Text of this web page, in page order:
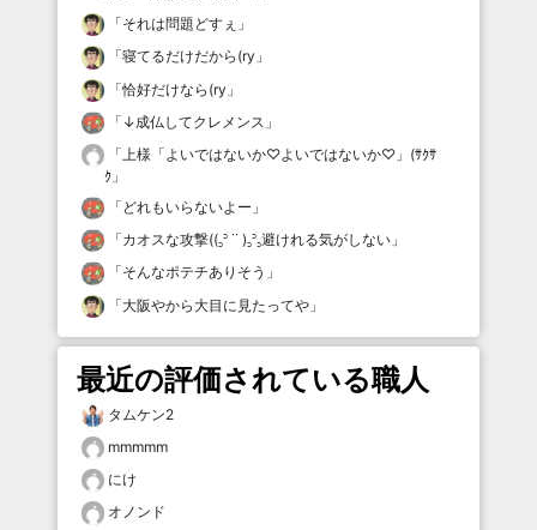
「それは問題どすぇ 」
「寝てるだけだから(ry 」
「恰好だけなら(ry 」
「 ↓成仏してクレメンス 」
「上様「よいではないか♡よいではないか♡」(ｻｸｻ
ｸ 」
「 どれもいらないよー 」
「カオスな攻撃((꜆꜄ ˙˙ )꜆꜄꜆避けれる気がしない 」
「そんなポテチありそう 」
「大阪やから大目に見たってや 」
最近の評価されている職人
タムケン2
mmmmm
にけ
オノンド